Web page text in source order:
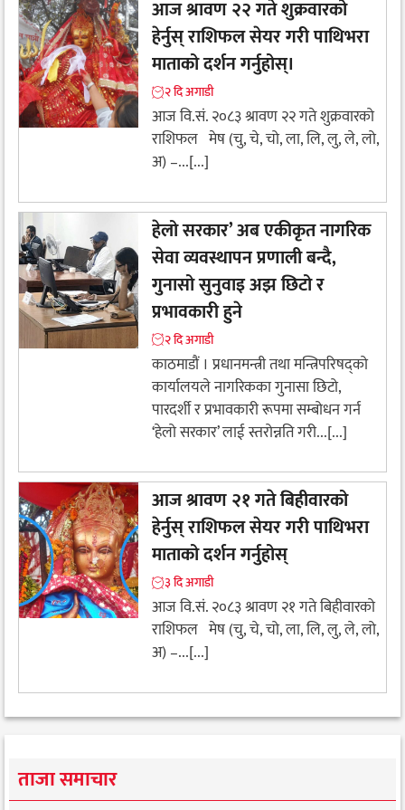
आज श्रावण २२ गते शुक्रवारको
हेर्नुस् राशिफल सेयर गरी पाथिभरा
माताको दर्शन गर्नुहोस्।
२ दि अगाडी
आज वि.सं. २०८३ श्रावण २२ गते शुक्रवारको
राशिफल मेष (चु, चे, चो, ला, लि, लु, ले, लो,
अ) –...[...]
हेलो सरकार’ अब एकीकृत नागरिक
सेवा व्यवस्थापन प्रणाली बन्दै,
गुनासो सुनुवाइ अझ छिटो र
प्रभावकारी हुने
२ दि अगाडी
काठमाडौं । प्रधानमन्त्री तथा मन्त्रिपरिषद्को
कार्यालयले नागरिकका गुनासा छिटो,
पारदर्शी र प्रभावकारी रूपमा सम्बोधन गर्न
‘हेलो सरकार’ लाई स्तरोन्नति गरी...[...]
आज श्रावण २१ गते बिहीवारको
हेर्नुस् राशिफल सेयर गरी पाथिभरा
माताको दर्शन गर्नुहोस्
३ दि अगाडी
आज वि.सं. २०८३ श्रावण २१ गते बिहीवारको
राशिफल मेष (चु, चे, चो, ला, लि, लु, ले, लो,
अ) –...[...]
ताजा समाचार